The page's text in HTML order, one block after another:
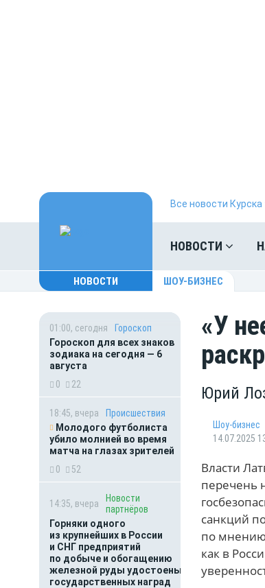
Все новости Курска
НОВОСТИ
НОВОСТИ ШОУ-БИЗНЕС
01:00, сегодня
Гороскоп
Гороскоп для всех знаков
зодиака на сегодня — 6
августа
0
22
18:45, вчера
Происшествия
Молодого футболиста
убило молнией во время
матча на глазах зрителей
0
52
14:35, вчера
Новости
партнёров
Горняки одного
из крупнейших в России
и СНГ предприятий
по добыче и обогащению
железной руды удостоены
государственных наград
«У
Юрий
Шоу-бизнес
14.07.2025
Власти
перечень
санкций
по мнению
как в